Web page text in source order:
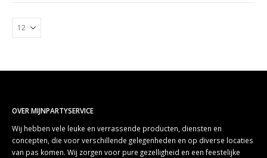
OVER MIJNPARTYSERVICE
Wij hebben vele leuke en verrassende producten, diensten en
concepten, die voor verschillende gelegenheden en op diverse locaties
van pas komen. Wij zorgen voor pure gezelligheid en een feestelijke